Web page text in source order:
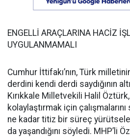
ENGELLİ ARAÇLARINA HACİZ
UYGULANMAMALI
Cumhur İttifakı’nın, Türk
derdini kendi derdi saydığının
Kırıkkale Milletvekili Halil
kolaylaştırmak için
ne kadar titiz bir süreç
da yaşandığını söyledi. MHP’li